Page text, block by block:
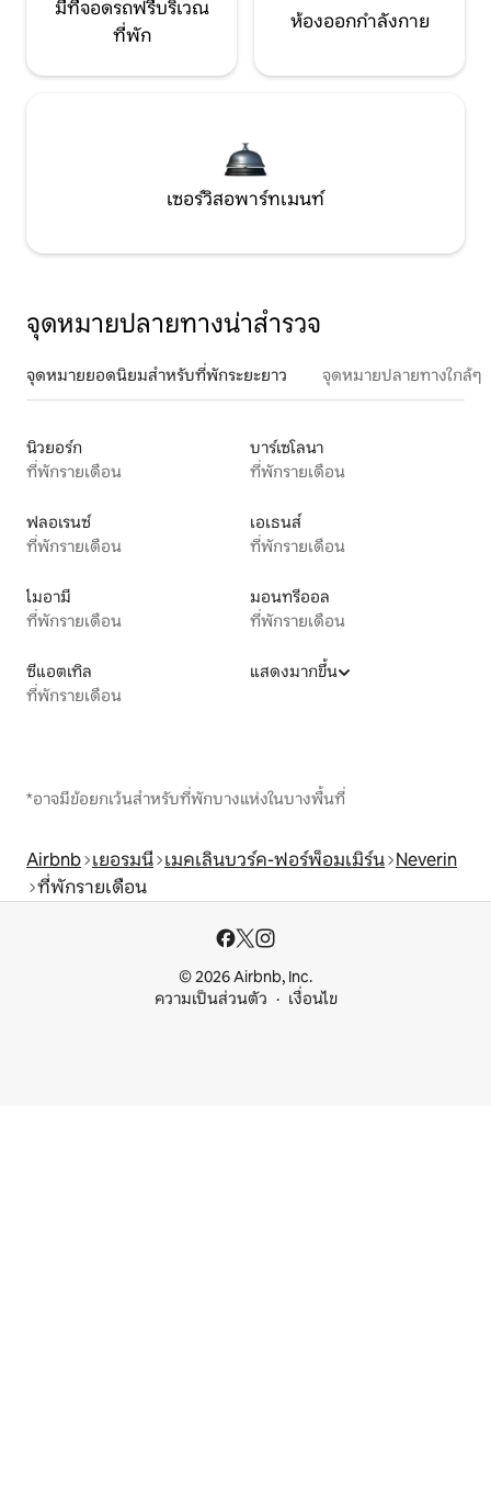
มีที่จอดรถฟรีบริเวณ
ที่พัก
ห้องออกกำลังกาย
เซอร์วิสอพาร์ทเมนท์
จุดหมายปลายทางน่าสำรวจ
จุดหมายยอดนิยมสำหรับที่พักระยะยาว จุดหมายปลายทางใกล้ๆ
นิวยอร์ก
ที่พักรายเดือน
บาร์เซโลนา
ที่พักรายเดือน
ฟลอเรนซ์
ที่พักรายเดือน
เอเธนส์
ที่พักรายเดือน
ไมอามี
ที่พักรายเดือน
มอนทรีออล
ที่พักรายเดือน
ซีแอตเทิล
ที่พักรายเดือน
แสดงมากขึ้น
*อาจมีข้อยกเว้นสำหรับที่พักบางแห่งในบางพื้นที่
Airbnb เยอรมนี เมคเลินบวร์ค-ฟอร์พ็อมเมิร์น Neverin
ที่พักรายเดือน
© 2026 Airbnb, Inc.
ความเป็นส่วนตัว
เงื่อนไข